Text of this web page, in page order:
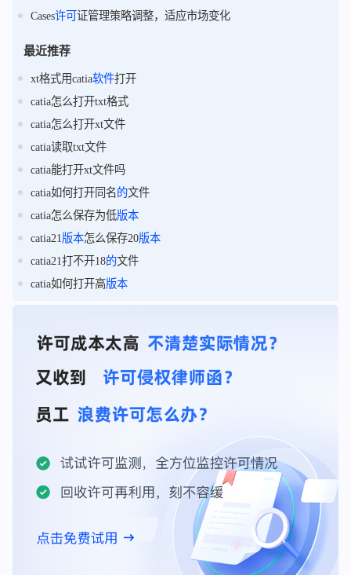
Cases许可 证管理策略调整，适应市场变化
最近推荐
xt格式用catia软件打开
catia怎么打开txt格式
catia怎么打开xt文件
catia读取txt文件
catia能打开xt文件吗
catia如何打开同名的文件
catia怎么保存为低版本
catia21版本怎么保存20版本
catia21打不开18的文件
catia如何打开高版本